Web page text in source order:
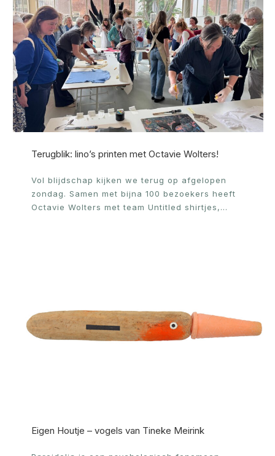
Terugblik: lino’s printen met Octavie Wolters!
Vol blijdschap kijken we terug op afgelopen
zondag. Samen met bijna 100 bezoekers heeft
Octavie Wolters met team Untitled shirtjes,…
Eigen Houtje – vogels van Tineke Meirink